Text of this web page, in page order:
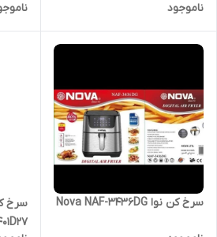
ناموجود
سرخ کن نوا Nova NAF-3436DG
سرخ